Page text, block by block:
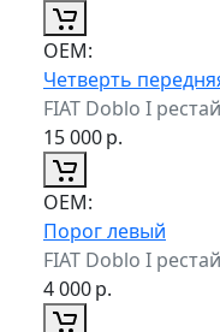
ОЕМ:
Четверть
FIAT Doblo I
15 000р.
ОЕМ:
Порог левый
FIAT Doblo I
4 000р.